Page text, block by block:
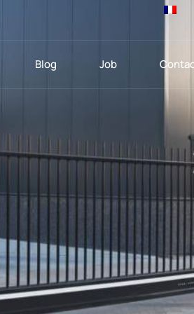
Blog Job